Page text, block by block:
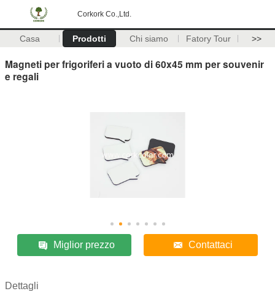
Corkork Co.,Ltd.
Casa Prodotti Chi siamo Fatory Tour >>
Magneti per frigoriferi a vuoto di 60x45 mm per souvenir
e regali
Miglior prezzo Contattaci
Dettagli